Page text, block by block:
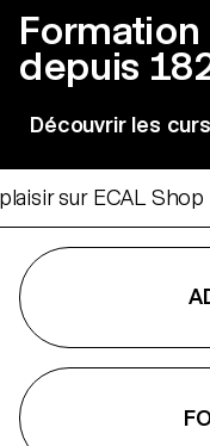
depuis
Découvrir les
sur ECAL Shop